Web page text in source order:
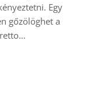
Egy
gőzölöghet a